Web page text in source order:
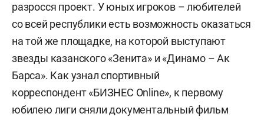
разросся проект. У юных игроков – любителей
со всей республики есть возможность оказаться
на той же площадке, на которой выступают
звезды казанского «Зенита» и «Динамо – Ак
Барса». Как узнал спортивный
корреспондент «БИЗНЕС Online», к первому
юбилею лиги сняли документальный фильм